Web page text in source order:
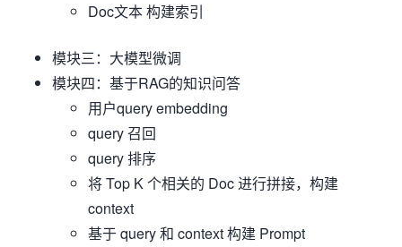
Doc文本 构建索引
模块三：大模型微调
模块四：基于RAG的知识问答
用户query embedding
query 召回
query 排序
将 Top K 个相关的 Doc 进行拼接，构建
context
基于 query 和 context 构建 Prompt